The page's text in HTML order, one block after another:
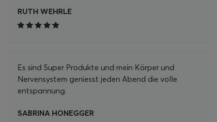
Set jedem empfehlen, der nach einer effektiven
Möglichkeit sucht, sich selbst etwas Gutes zu tun
mit meinem Pranamat Set! Danke, Pranamat!
RUTH WEHRLE
Es sind Super Produkte und mein Körper und
Nervensystem geniesst jeden Abend die volle
entspannung.
SABRINA HONEGGER